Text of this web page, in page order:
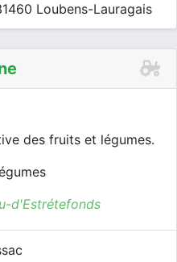
Loubens-Lauragais
des fruits et légumes.
d'Estrétefonds